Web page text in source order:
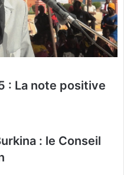
: La note positive
: le Conseil